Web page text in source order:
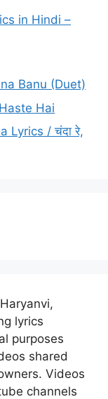
in Hindi –
Banu (Duet)
Hai
Lyrics / चंदा रे,
lyrics
purposes
shared
Videos
channels